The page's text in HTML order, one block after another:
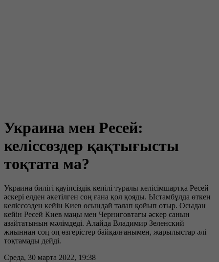
Украина мен Ресей:
келіссөздер қақтығысты
тоқтата ма?
Украина билігі қауіпсіздік кепілі туралы келісімшартқа Ресей
әскері елден әкетілген соң ғана қол қояды. Ыстамбұлда өткен
келіссөзден кейін Киев осындай талап қойып отыр. Осыдан
кейін Ресей Киев маңы мен Черниговтағы әскер санын
азайтатынын мәлімдеді. Алайда Владимир Зеленский
жиыннан соң оң өзгерістер байқалғанымен, жарылыстар әлі
тоқтамады дейді.
Среда, 30 марта 2022, 19:38